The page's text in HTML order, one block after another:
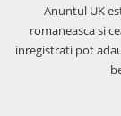
Anuntul UK
romaneasca si
inregistrati pot